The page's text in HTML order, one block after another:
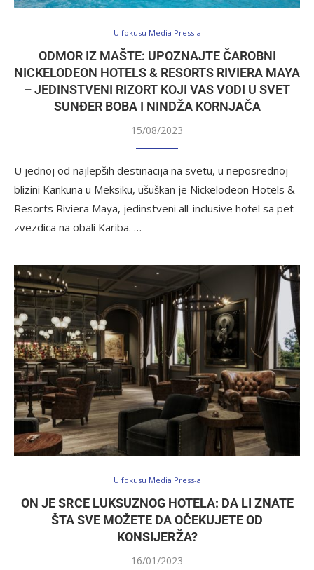
U fokusu Media Press-a
ODMOR IZ MAŠTE: UPOZNAJTE ČAROBNI
NICKELODEON HOTELS & RESORTS RIVIERA MAYA
– JEDINSTVENI RIZORT KOJI VAS VODI U SVET
SUNĐER BOBA I NINDŽA KORNJAČA
15/08/2023
U jednoj od najlepših destinacija na svetu, u neposrednoj
blizini Kankuna u Meksiku, ušuškan je Nickelodeon Hotels &
Resorts Riviera Maya, jedinstveni all-inclusive hotel sa pet
zvezdica na obali Kariba. …
U fokusu Media Press-a
ON JE SRCE LUKSUZNOG HOTELA: DA LI ZNATE
ŠTA SVE MOŽETE DA OČEKUJETE OD
KONSIJERŽA?
16/01/2023